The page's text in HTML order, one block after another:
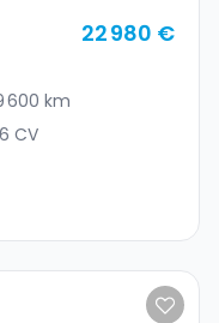
22 980 €
600 km
CV